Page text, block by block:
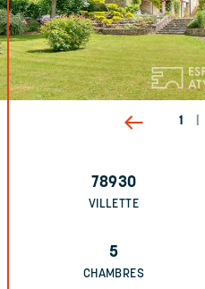
1
78930
VILLETTE
5
CHAMBRES